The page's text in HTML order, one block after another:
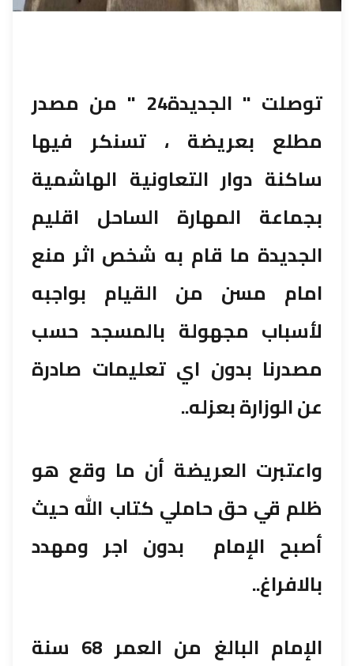
توصلت " الجديدة24 " من مصدر
مطلع بعريضة ، تسنكر فيها
ساكنة دوار التعاونية الهاشمية
بجماعة المهارة الساحل اقليم
الجديدة ما قام به شخص اثر منع
امام مسن من القيام بواجبه
لأسباب مجهولة بالمسجد حسب
مصدرنا بدون اي تعليمات صادرة
عن الوزارة بعزله..
واعتبرت العريضة أن ما وقع هو
ظلم قي حق حاملي كتاب الله حيث
أصبح الإمام بدون اجر ومهدد
بالافراغ..
الإمام البالغ من العمر 68 سنة